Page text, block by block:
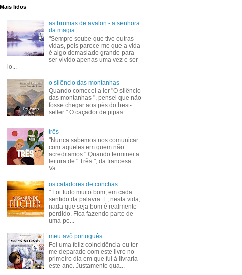
Mais lidos
as brumas de avalon - a senhora
da magia
"Sempre soube que tive outras
vidas, pois parece-me que a vida
é algo demasiado grande para
ser vivido apenas uma vez e ser
lo...
o silêncio das montanhas
Quando comecei a ler "O silêncio
das montanhas ", pensei que não
fosse chegar aos pés do best-
seller " O caçador de pipas...
três
"Nunca sabemos nos comunicar
com aqueles em quem não
acreditamos." Quando terminei a
leitura de " Três ", da francesa
Va...
os catadores de conchas
" Foi tudo muito bom, em cada
sentido da palavra. E, nesta vida,
nada que seja bom é realmente
perdido. Fica fazendo parte de
uma pe...
meu avô português
Foi uma feliz coincidência eu ter
me deparado com este livro no
primeiro dia em que fui à livraria
este ano. Justamente qua...